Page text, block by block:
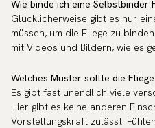
Wie binde ich eine Selbstbinder
Glücklicherweise gibt es nur
müssen, um die Fliege zu binden.
mit Videos und Bildern, wie es
Welches Muster sollte die
Es gibt fast unendlich viele
Hier gibt es keine anderen
Vorstellungskraft zulässt.